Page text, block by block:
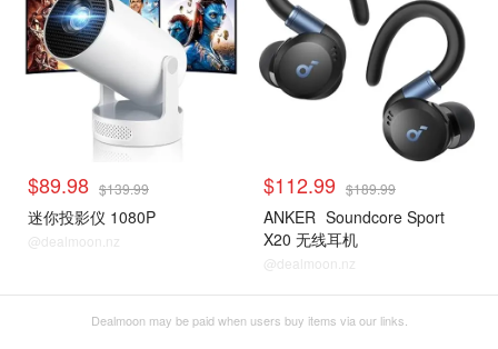
$89.98 $139.99
迷你投影仪 1080P
@dealmoon.nz
$112.99 $189.99
ANKER Soundcore Sport
X20 无线耳机
@dealmoon.nz
Dealmoon may be paid when users buy items via our links.